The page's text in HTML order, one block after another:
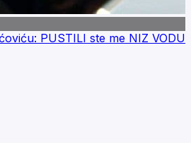
PUSTILI ste me NIZ VODU